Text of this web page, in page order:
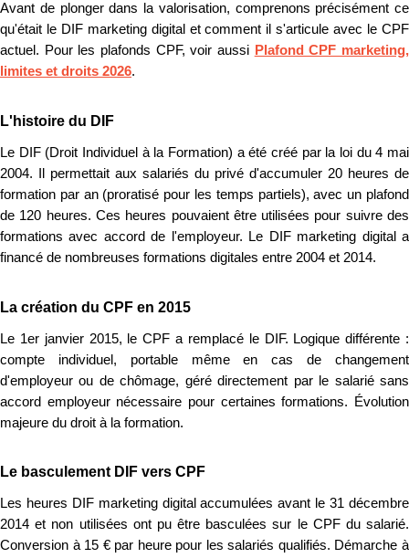
Avant de plonger dans la valorisation, comprenons précisément ce
qu'était le DIF marketing digital et comment il s'articule avec le CPF
actuel. Pour les plafonds CPF, voir aussi Plafond CPF marketing,
limites et droits 2026.
L'histoire du DIF
Le DIF (Droit Individuel à la Formation) a été créé par la loi du 4 mai
2004. Il permettait aux salariés du privé d'accumuler 20 heures de
formation par an (proratisé pour les temps partiels), avec un plafond
de 120 heures. Ces heures pouvaient être utilisées pour suivre des
formations avec accord de l'employeur. Le DIF marketing digital a
financé de nombreuses formations digitales entre 2004 et 2014.
La création du CPF en 2015
Le 1er janvier 2015, le CPF a remplacé le DIF. Logique différente :
compte individuel, portable même en cas de changement
d'employeur ou de chômage, géré directement par le salarié sans
accord employeur nécessaire pour certaines formations. Évolution
majeure du droit à la formation.
Le basculement DIF vers CPF
Les heures DIF marketing digital accumulées avant le 31 décembre
2014 et non utilisées ont pu être basculées sur le CPF du salarié.
Conversion à 15 € par heure pour les salariés qualifiés. Démarche à